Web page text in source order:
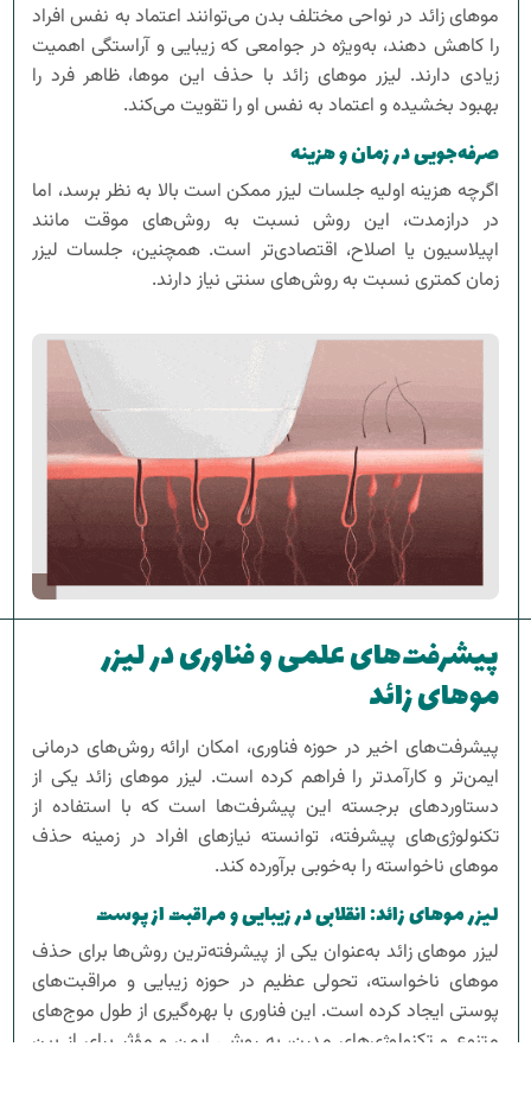
موهای زائد در نواحی مختلف بدن می‌توانند اعتماد به نفس افراد
را کاهش دهند، به‌ویژه در جوامعی که زیبایی و آراستگی اهمیت
زیادی دارند. لیزر موهای زائد با حذف این موها، ظاهر فرد را
بهبود بخشیده و اعتماد به نفس او را تقویت می‌کند.
صرفه‌جویی در زمان و هزینه
اگرچه هزینه اولیه جلسات لیزر ممکن است بالا به نظر برسد، اما
در درازمدت، این روش نسبت به روش‌های موقت مانند
اپیلاسیون یا اصلاح، اقتصادی‌تر است. همچنین، جلسات لیزر
زمان کمتری نسبت به روش‌های سنتی نیاز دارند.
پیشرفت‌های علمی و فناوری در لیزر
موهای زائد
پیشرفت‌های اخیر در حوزه فناوری، امکان ارائه روش‌های درمانی
ایمن‌تر و کارآمدتر را فراهم کرده است. لیزر موهای زائد یکی از
دستاوردهای برجسته این پیشرفت‌ها است که با استفاده از
تکنولوژی‌های پیشرفته، توانسته نیازهای افراد در زمینه حذف
موهای ناخواسته را به‌خوبی برآورده کند.
لیزر موهای زائد: انقلابی در زیبایی و مراقبت از پوست
لیزر موهای زائد به‌عنوان یکی از پیشرفته‌ترین روش‌ها برای حذف
موهای ناخواسته، تحولی عظیم در حوزه زیبایی و مراقبت‌های
پوستی ایجاد کرده است. این فناوری با بهره‌گیری از طول موج‌های
متنوع و تکنولوژی‌های مدرن، به روشی ایمن و مؤثر برای از بین